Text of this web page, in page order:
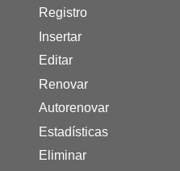
Registro
Insertar
Editar
Renovar
Autorenovar
Estadísticas
Eliminar